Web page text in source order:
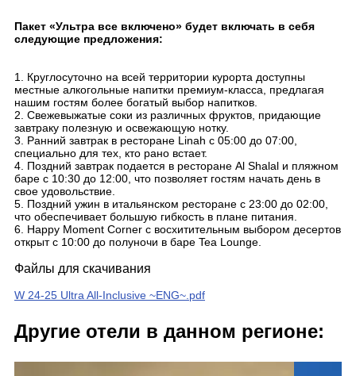
Пакет «Ультра все включено» будет включать в себя
следующие предложения:
1. Круглосуточно на всей территории курорта доступны
местные алкогольные напитки премиум-класса, предлагая
нашим гостям более богатый выбор напитков.
2. Свежевыжатые соки из различных фруктов, придающие
завтраку полезную и освежающую нотку.
3. Ранний завтрак в ресторане Linah с 05:00 до 07:00,
специально для тех, кто рано встает.
4. Поздний завтрак подается в ресторане Al Shalal и пляжном
баре с 10:30 до 12:00, что позволяет гостям начать день в
свое удовольствие.
5. Поздний ужин в итальянском ресторане с 23:00 до 02:00,
что обеспечивает большую гибкость в плане питания.
6. Happy Moment Corner с восхитительным выбором десертов
открыт с 10:00 до полуночи в баре Tea Lounge.
Файлы для скачивания
W 24-25 Ultra All-Inclusive ~ENG~.pdf
Другие отели в данном регионе: